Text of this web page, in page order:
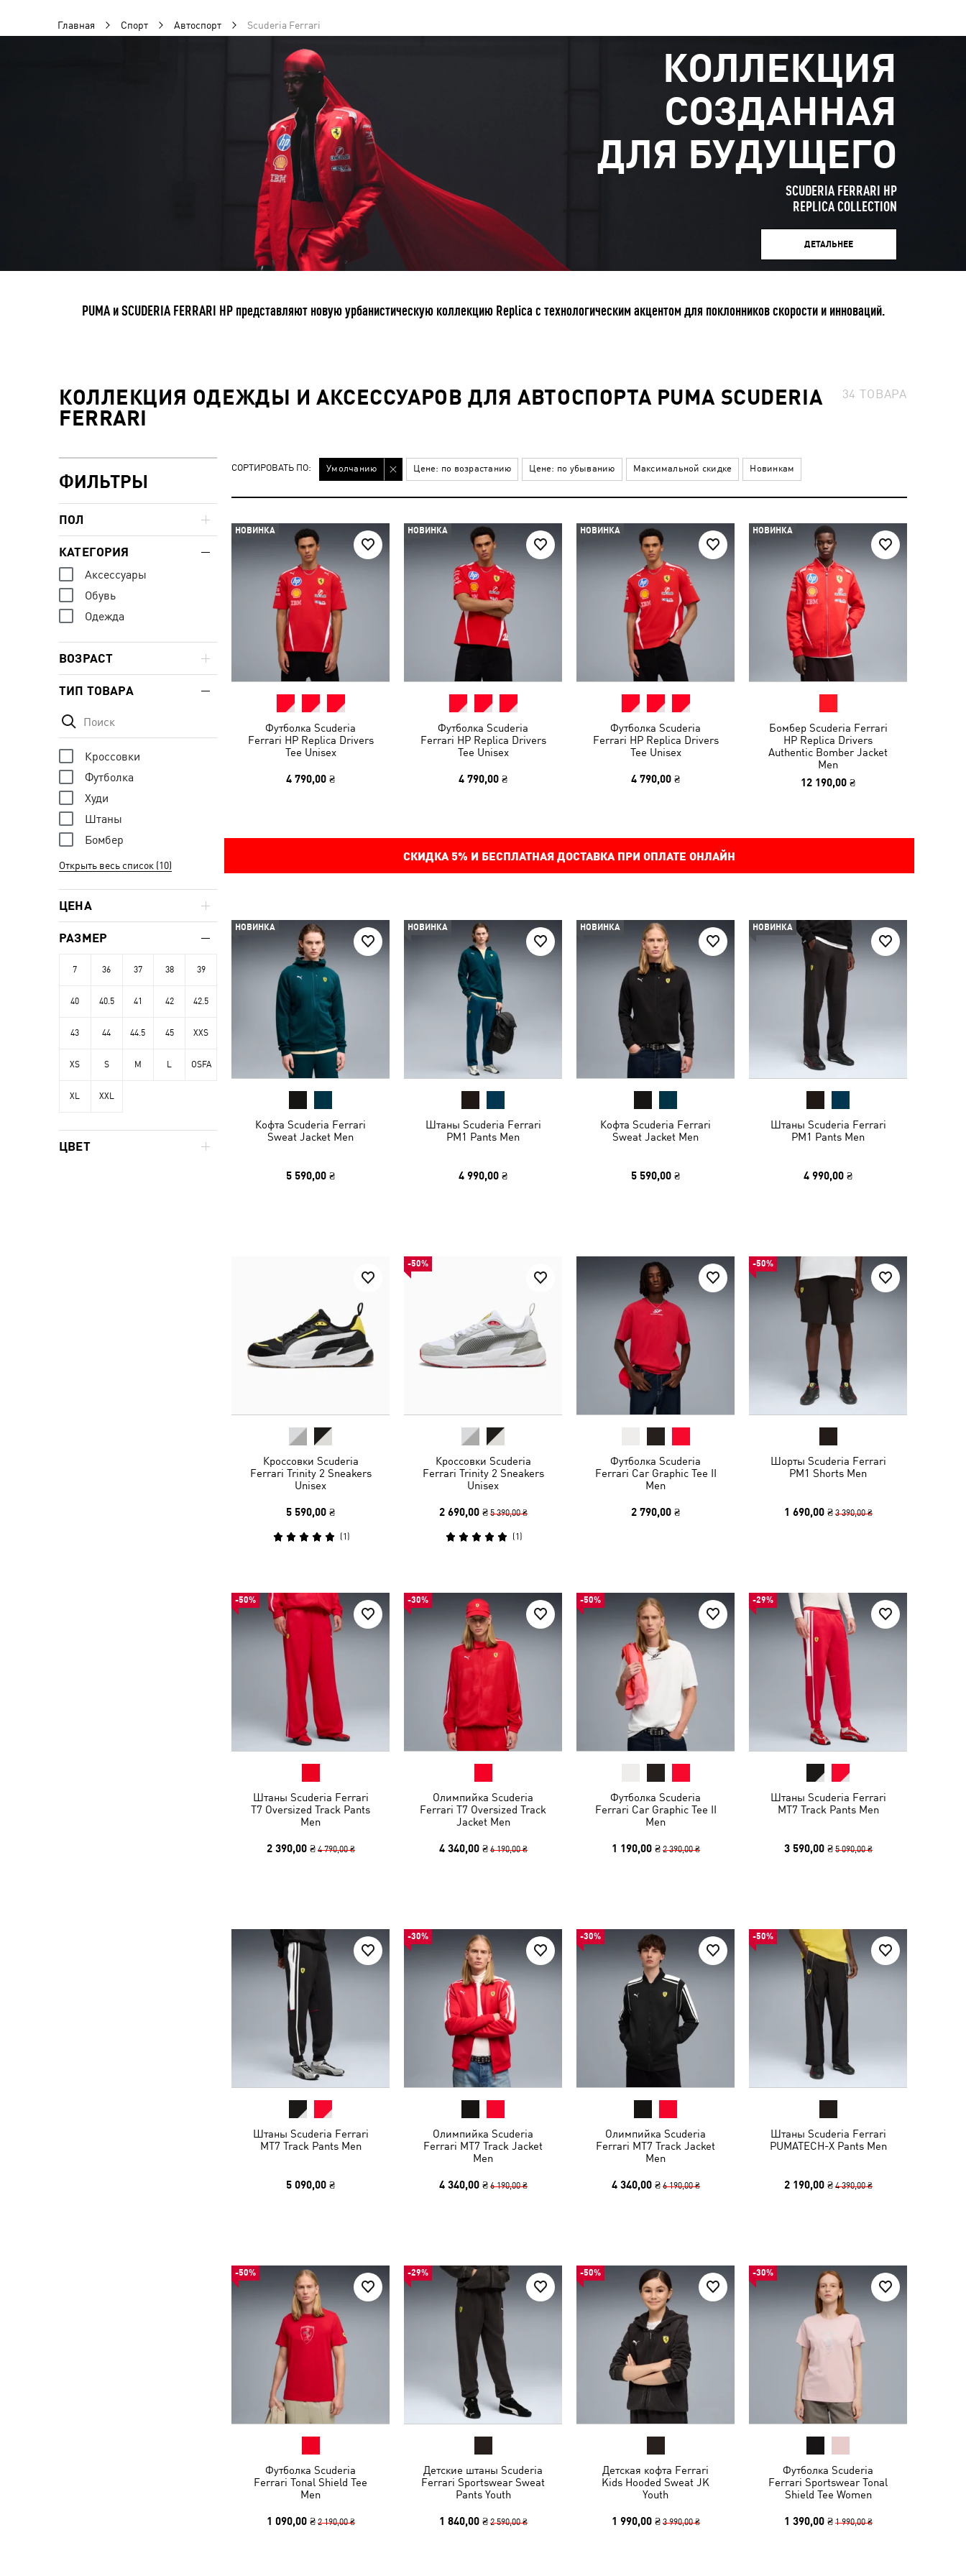
Главная Спорт Автоспорт Scuderia Ferrari
КОЛЛЕКЦИЯ
СОЗДАННАЯ
ДЛЯ БУДУЩЕГО
SCUDERIA FERRARI HP
REPLICA COLLECTION
ДЕТАЛЬНЕЕ
PUMA и SCUDERIA FERRARI HP представляют новую урбанистическую коллекцию Replica с технологическим акцентом для поклонников скорости и инноваций.
КОЛЛЕКЦИЯ ОДЕЖДЫ И АКСЕССУАРОВ ДЛЯ АВТОСПОРТА PUMA SCUDERIA
FERRARI
34ТОВАРА
СОРТИРОВАТЬ ПО: Умолчанию Цене: по возрастанию Цене: по убыванию Максимальной скидке Новинкам
НОВИНКА
Футболка Scuderia
Ferrari HP Replica Drivers
Tee Unisex
4 790,00 ₴
НОВИНКА
Футболка Scuderia
Ferrari HP Replica Drivers
Tee Unisex
4 790,00 ₴
НОВИНКА
Футболка Scuderia
Ferrari HP Replica Drivers
Tee Unisex
4 790,00 ₴
НОВИНКА
Бомбер Scuderia Ferrari
HP Replica Drivers
Authentic Bomber Jacket
Men
12 190,00 ₴
СКИДКА 5% И БЕСПЛАТНАЯ ДОСТАВКА ПРИ ОПЛАТЕ ОНЛАЙН
НОВИНКА
Кофта Scuderia Ferrari
Sweat Jacket Men
5 590,00 ₴
НОВИНКА
Штаны Scuderia Ferrari
PM1 Pants Men
4 990,00 ₴
НОВИНКА
Кофта Scuderia Ferrari
Sweat Jacket Men
5 590,00 ₴
НОВИНКА
Штаны Scuderia Ferrari
PM1 Pants Men
4 990,00 ₴
Кроссовки Scuderia
Ferrari Trinity 2 Sneakers
Unisex
5 590,00 ₴
(1 )
-50%
Кроссовки Scuderia
Ferrari Trinity 2 Sneakers
Unisex
2 690,00 ₴ 5 390,00 ₴
(1 )
Футболка Scuderia
Ferrari Car Graphic Tee II
Men
2 790,00 ₴
-50%
Шорты Scuderia Ferrari
PM1 Shorts Men
1 690,00 ₴ 3 390,00 ₴
-50%
Штаны Scuderia Ferrari
T7 Oversized Track Pants
Men
2 390,00 ₴ 4 790,00 ₴
-30%
Олимпийка Scuderia
Ferrari T7 Oversized Track
Jacket Men
4 340,00 ₴ 6 190,00 ₴
-50%
Футболка Scuderia
Ferrari Car Graphic Tee II
Men
1 190,00 ₴ 2 390,00 ₴
-29%
Штаны Scuderia Ferrari
MT7 Track Pants Men
3 590,00 ₴ 5 090,00 ₴
Штаны Scuderia Ferrari
MT7 Track Pants Men
5 090,00 ₴
-30%
Олимпийка Scuderia
Ferrari MT7 Track Jacket
Men
4 340,00 ₴ 6 190,00 ₴
-30%
Олимпийка Scuderia
Ferrari MT7 Track Jacket
Men
4 340,00 ₴ 6 190,00 ₴
-50%
Штаны Scuderia Ferrari
PUMATECH-X Pants Men
2 190,00 ₴ 4 390,00 ₴
-50%
Футболка Scuderia
Ferrari Tonal Shield Tee
Men
1 090,00 ₴ 2 190,00 ₴
-29%
Детские штаны Scuderia
Ferrari Sportswear Sweat
Pants Youth
1 840,00 ₴ 2 590,00 ₴
-50%
Детская кофта Ferrari
Kids Hooded Sweat JK
Youth
1 990,00 ₴ 3 990,00 ₴
-30%
Футболка Scuderia
Ferrari Sportswear Tonal
Shield Tee Women
1 390,00 ₴ 1 990,00 ₴
ФИЛЬТРЫ
ПОЛ
КАТЕГОРИЯ
Аксессуары
Обувь
Одежда
ВОЗРАСТ
ТИП ТОВАРА
Кроссовки
Футболка
Худи
Штаны
Бомбер
Открыть весь список (10)
ЦЕНА
РАЗМЕР
7 36 37 38 39
40 40.5 41 42 42.5
43 44 44.5 45 XXS
XS S M L OSFA
XL XXL
ЦВЕТ